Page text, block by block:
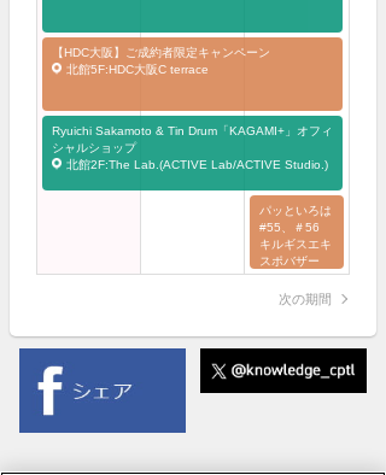
【HDC大阪】ご成約者限定キャンペーン
北館5F:HDC大阪C terrace
Ryuichi Sakamoto & Tin Drum「KAGAMI+」オフィ
シャルショップ
北館2F:The Lab.(ACTIVE Lab/ACTIVE Studio.)
パッといろは
#55、＃56
キルギスエキ
スポバザー
ル！ フェル
トの小さなお
スビーズ
北館
3F:The Lab.
次の期間